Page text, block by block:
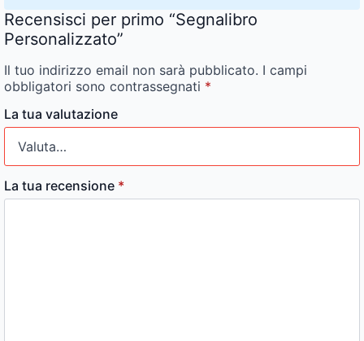
Recensisci per primo “Segnalibro
Personalizzato”
Il tuo indirizzo email non sarà pubblicato. I campi
obbligatori sono contrassegnati *
La tua valutazione
La tua recensione *